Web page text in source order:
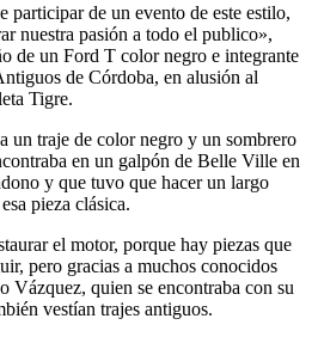
participar de un evento de este estilo,
nuestra pasión a todo el publico»,
de un Ford T color negro e integrante
de Córdoba, en alusión al
Tigre.
un traje de color negro y un sombrero
en un galpón de Belle Ville en
y que tuvo que hacer un largo
pieza clásica.
el motor, porque hay piezas que
pero gracias a muchos conocidos
Vázquez, quien se encontraba con su
vestían trajes antiguos.